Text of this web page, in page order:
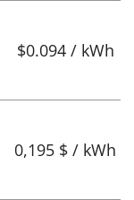
$0.094 / kWh
0,195 $ / kWh